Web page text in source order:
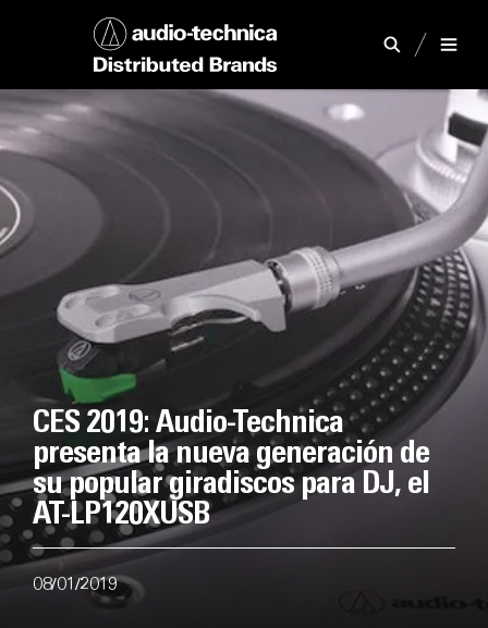
CES 2019: Audio-Technica
presenta la nueva generación de
su popular giradiscos para DJ, el
AT-LP120XUSB
08/01/2019